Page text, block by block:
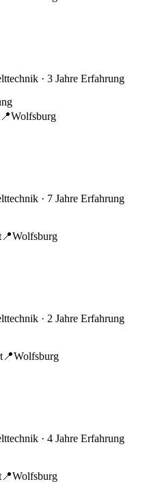
· 3 Jahre Erfahrung
📍Wolfsburg
· 7 Jahre Erfahrung
📍Wolfsburg
· 2 Jahre Erfahrung
📍Wolfsburg
· 4 Jahre Erfahrung
📍Wolfsburg